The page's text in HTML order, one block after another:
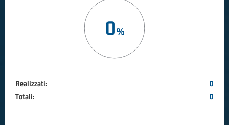
0
Realizzati:
0
Totali:
0